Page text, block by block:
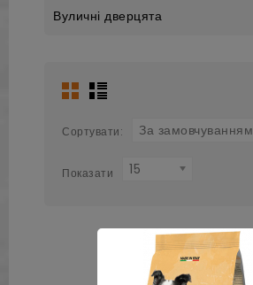
Вуличні дверцята
Сортувати: За замовчуванням
Показати 15